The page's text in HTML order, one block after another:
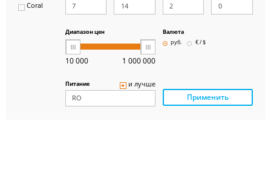
Coral
Диапазон цен
10 000 1 000 000
Валюта
руб.
€ / $
Питание и лучше
Применить